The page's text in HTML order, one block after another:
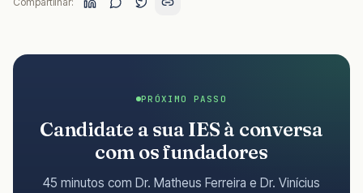
PRÓXIMO PASSO
Candidate a sua IES à conversa
com os fundadores
45 minutos com Dr. Matheus Ferreira e Dr. Vinícius